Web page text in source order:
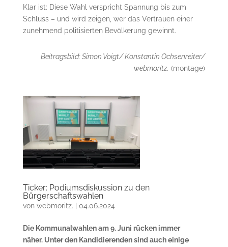
Klar ist: Diese Wahl verspricht Spannung bis zum
Schluss – und wird zeigen, wer das Vertrauen einer
zunehmend politisierten Bevölkerung gewinnt.
Beitragsbild: Simon Voigt/ Konstantin Ochsenreiter/
webmoritz. (montage)
Ticker: Podiumsdiskussion zu den
Bürgerschaftswahlen
von webmoritz. 04.06.2024
Die Kommunalwahlen am 9. Juni rücken immer
näher. Unter den Kandidierenden sind auch einige